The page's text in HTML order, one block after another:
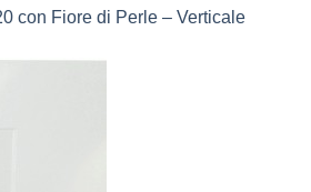
con Fiore di Perle – Verticale